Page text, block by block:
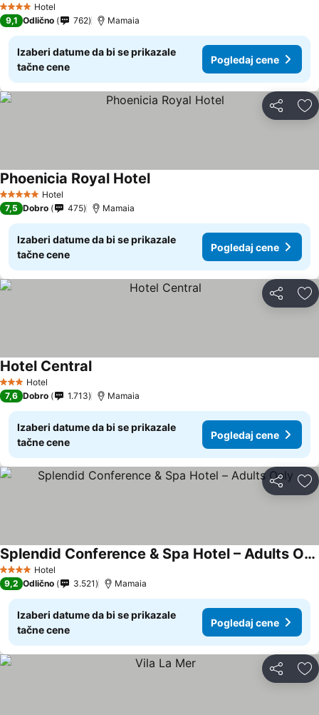
4 ZvezdiceHotel
Pogledaj cene
9,1 Odlično 762 Mamaia
Izaberi datume da bi se prikazale
tačne cene
Pogledaj cene
Deli
5 ZvezdiceHotel
Phoenicia Royal HotelPogledaj cene
7,5 Dobro 475 Mamaia
Izaberi datume da bi se prikazale
tačne cene
Pogledaj cene
Deli
3 Zvezdice
Hotel
Hotel CentralPogledaj cene
7,6 Dobro 1.713 Mamaia
Izaberi datume da bi se prikazale
tačne cene
Pogledaj cene
Deli
4 ZvezdiceHotel
Splendid Conference & Spa Hotel – Adults Only
Pogledaj cene
9,2 Odlično 3.521 Mamaia
Izaberi datume da bi se prikazale
tačne cene
Pogledaj cene
Deli